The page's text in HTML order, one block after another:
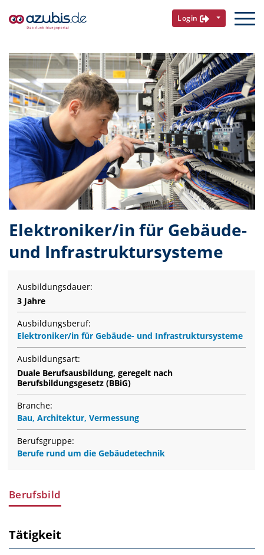
Login
Elektroniker/in für Gebäude-
und Infrastruktursysteme
Ausbildungsdauer:
3 Jahre
Ausbildungsberuf:
Elektroniker/in für Gebäude- und Infrastruktursysteme
Ausbildungsart:
Duale Berufsausbildung, geregelt nach
Berufsbildungsgesetz (BBiG)
Branche:
Bau, Architektur, Vermessung
Berufsgruppe:
Berufe rund um die Gebäudetechnik
Berufsbild
Tätigkeit